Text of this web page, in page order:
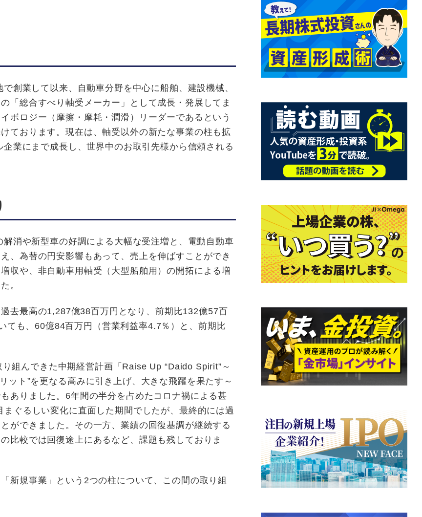
創業して以来、自動車分野を中心に船舶、建設機械、
「総合すべり軸受メーカー」として成長・発展してま
ボロジー（摩擦・摩耗・潤滑）リーダーであるという
ております。現在は、軸受以外の新たな事業の柱も拡
業にまで成長し、世界中のお取引先様から信頼される
消や新型車の好調による大幅な受注増と、電動自動車
、為替の円安影響もあって、売上を伸ばすことができ
収や、非自動車用軸受（大型船舶用）の開拓による増
。
去最高の1,287億38百万円となり、前期比132億57百
も、60億84百万円（営業利益率4.7％）と、前期比
組んできた中期経営計画「Raise Up “Daido Spirit”～
ト”を更なる高みに引き上げ、大きな飛躍を果たす～
ありました。6年間の半分を占めたコロナ禍による甚
ぐるしい変化に直面した期間でしたが、最終的には過
ができました。その一方、業績の回復基調が継続する
比較では回復途上にあるなど、課題も残しておりま
新規事業」という2つの柱について、この間の取り組